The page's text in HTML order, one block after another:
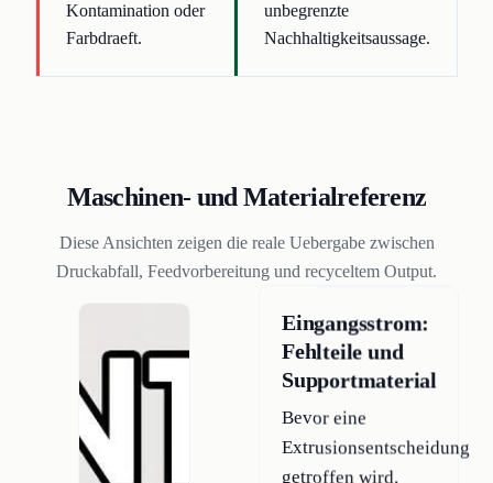
Kontamination oder
Farbdraeft.
unbegrenzte
Nachhaltigkeitsaussage.
Maschinen- und Materialreferenz
Diese Ansichten zeigen die reale Uebergabe zwischen
Druckabfall, Feedvorbereitung und recyceltem Output.
Eingangsstrom:
Fehlteile und
Supportmaterial
Bevor eine
Extrusionsentscheidung
getroffen wird,